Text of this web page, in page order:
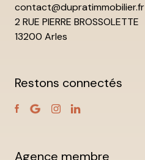
contact@dupratimmobilier.fr
2 RUE PIERRE BROSSOLETTE
13200 Arles
Restons connectés
Agence membre